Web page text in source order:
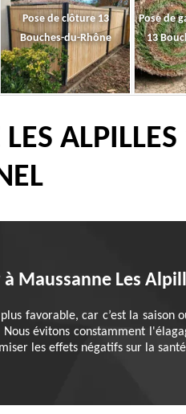
Pose de clôture 13
Bouches-du-Rhône
Pose de
13
Maussanne Les
favorable, car c’est la saison
évitons constamment
les effets négatifs sur la